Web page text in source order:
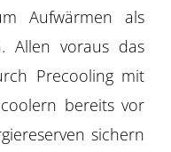
Aufwärmen als
Allen voraus das
Precooling mit
bereits vor
sichern